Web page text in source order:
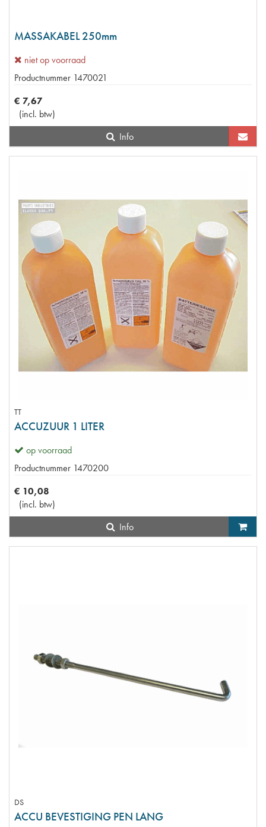
MASSAKABEL 250mm
niet op voorraad
Productnummer 1470021
€ 7,67
(incl. btw)
Info
TT
ACCUZUUR 1 LITER
op voorraad
Productnummer 1470200
€ 10,08
(incl. btw)
Info
DS
ACCU BEVESTIGING PEN LANG